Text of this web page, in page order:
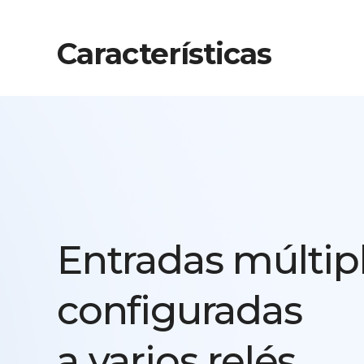
Características
Entradas
configuradas